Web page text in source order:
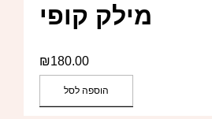
מילק קופי
₪180.00
הוספה לסל